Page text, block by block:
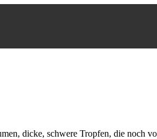
dicke, schwere Tropfen, die noch